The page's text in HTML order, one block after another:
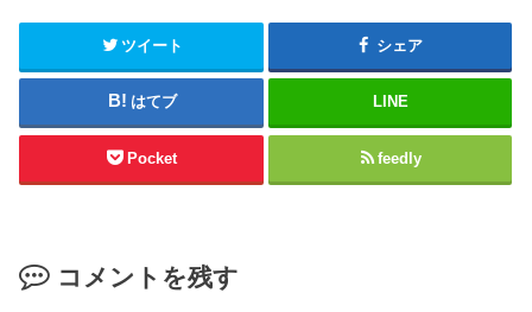
ツイート シェア
はてブ LINE
Pocket feedly
コメントを残す